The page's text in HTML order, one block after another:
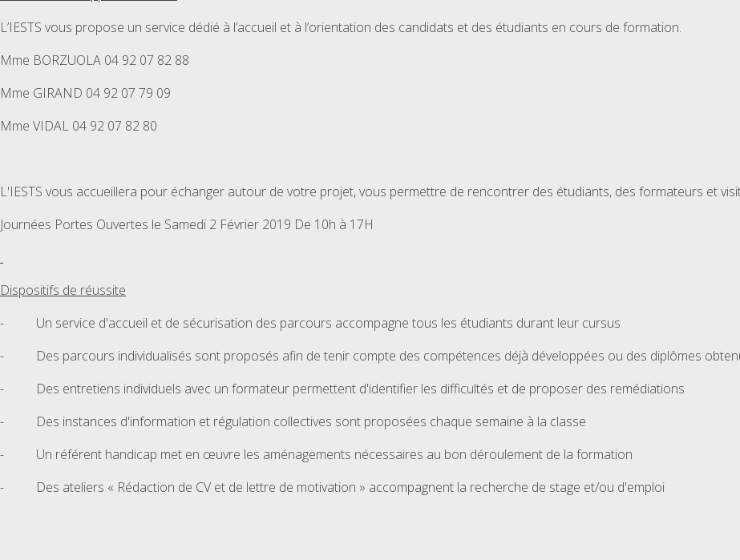
L’IESTS vous propose un service dédié à l’accueil et à l’orientation des candidats et des étudiants en cours de formation.
Mme BORZUOLA 04 92 07 82 88
Mme GIRAND 04 92 07 79 09
Mme VIDAL 04 92 07 82 80
L'IESTS vous accueillera pour échanger autour de votre projet, vous permettre de rencontrer des étudiants, des formateurs et
Journées Portes Ouvertes le Samedi 2 Février 2019 De 10h à 17H
Dispositifs de réussite
- Un service d'accueil et de sécurisation des parcours accompagne tous les étudiants durant leur cursus
- Des parcours individualisés sont proposés afin de tenir compte des compétences déjà développées ou des diplômes
- Des entretiens individuels avec un formateur permettent d'identifier les difficultés et de proposer des remédiations
- Des instances d'information et régulation collectives sont proposées chaque semaine à la classe
- Un référent handicap met en œuvre les aménagements nécessaires au bon déroulement de la formation
- Des ateliers « Rédaction de CV et de lettre de motivation » accompagnent la recherche de stage et/ou d'emploi